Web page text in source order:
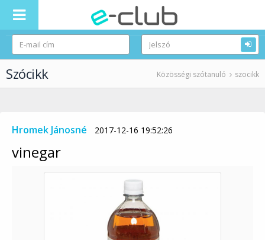
Szócikk Közösségi szótanuló szocikk
Hromek Jánosné 2017-12-16 19:52:26
vinegar